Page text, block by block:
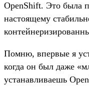
OpenShift. Это была
настоящему
Помню, впервые я
когда он был даже
устанавливаешь